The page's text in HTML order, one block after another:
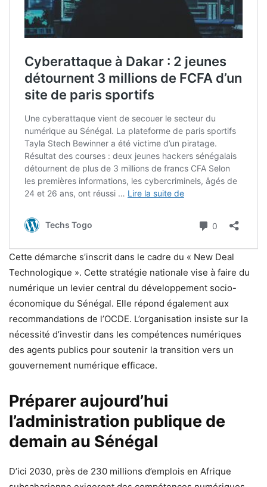
Cette démarche s’inscrit dans le cadre du « New Deal
Technologique ». Cette stratégie nationale vise à faire du
numérique un levier central du développement socio-
économique du Sénégal. Elle répond également aux
recommandations de l’OCDE. L’organisation insiste sur la
nécessité d’investir dans les compétences numériques
des agents publics pour soutenir la transition vers un
gouvernement numérique efficace.
Préparer aujourd’hui
l’administration publique de
demain au Sénégal
D’ici 2030, près de 230 millions d’emplois en Afrique